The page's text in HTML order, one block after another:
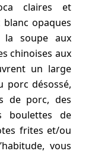
claires et
opaques
la soupe aux
chinoises aux
un large
porc désossé,
de porc, des
boulettes de
frites et/ou
vous